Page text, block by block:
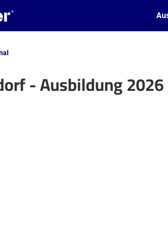
- Ausbildung Leaflet| ©